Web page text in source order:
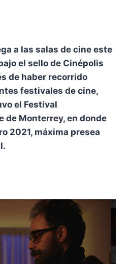
a las salas de cine este
el sello de Cinépolis
de haber recorrido
festivales de cine,
el Festival
de Monterrey, en donde
2021, máxima presea